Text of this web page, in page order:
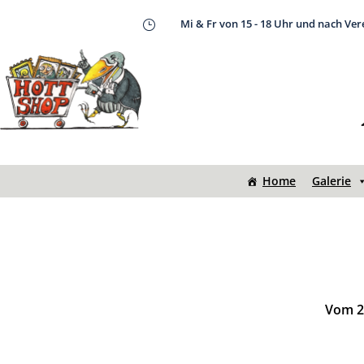
} Mi & Fr von 15 - 18 Uhr und nach
Home Galerie
Vom